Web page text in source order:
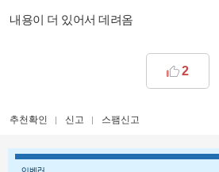
내용이 더 있어서 데려옴
2
추천확인 신고 스팸신고